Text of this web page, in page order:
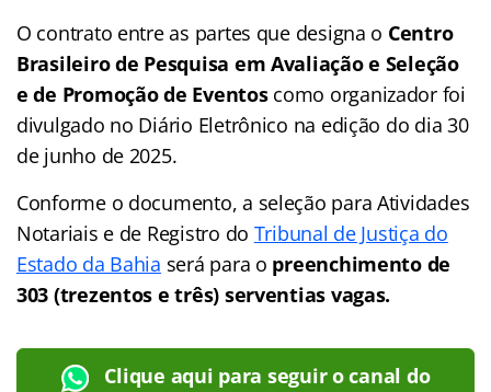
O contrato entre as partes que designa o Centro
Brasileiro de Pesquisa em Avaliação e Seleção
e de Promoção de Eventoscomo organizador foi
divulgado no Diário Eletrônico na edição do dia 30
de junho de 2025.
Conforme o documento, a seleção para Atividades
Notariais e de Registro do Tribunal de Justiça do
Estado da Bahia será para o preenchimento de
303 (trezentos e três) serventias vagas.
Clique aqui para seguir o canal do